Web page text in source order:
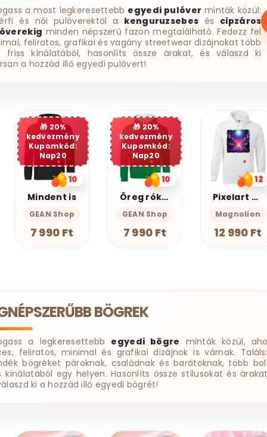
a most legkeresettebb egyedi pulóver minták közül:
és női pulóverektől a kenguruzsebes és cipzáros
minden népszerű fazon megtalálható. Fedezz fel
feliratos, grafikai és vagány streetwear dizájnokat több
friss kínálatából, hasonlíts össze árakat, és válaszd ki
a hozzád illő egyedi pulóvert!
20%
kedvezmény
Kupomkód:
Nap20
10
Öreg róka nem vén róka
GEAN Shop
7 990 Ft
12
Pixelart bakelit az űrben v3
Magnolion
12 990 Ft
13
Graffiti oroszlán v17
Magnolion
12 990 Ft
BÖGREK
a legkeresettebb egyedi bögre minták közül,
feliratos, minimal és grafikai dizájnok is várnak.
bögréket pároknak, családnak és barátoknak, több
kínálatából egy helyen. Hasonlíts össze stílusokat és
ki a hozzád illő egyedi bögrét!